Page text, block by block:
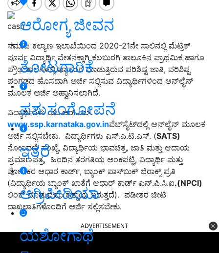
ಆರೋಗ್ಯ ಜೀವನ
ತೋಟಗಾರಿಕೆ
ಪಶುಸಂಗೋಪನೆ
ಇತರೆ
ಅಗ್ರಿಪೀಡಿಯಾ
ಯಶೋಗಾಥೆ
cash
ಸಮಾಜ ಕಲ್ಯಾಣ ಇಲಾಖೆಯಿಂದ 2020-21ನೇ ಸಾಲಿನಲ್ಲಿ ಮೆಟ್ರಿಕ್
ಪೂರ್ವ ವಿದ್ಯಾರ್ಥಿ ವೇತನಕ್ಕಾಗಿ ಕಲಬುರಗಿ ತಾಲೂಕಿನ ಪ್ರಾಥಮಿಕ ಹಾಗೂ
ಪ್ರೌಢ ಶಾಲೆಗಳಲ್ಲಿ ವ್ಯಾಸಂಗ ಮಾಡುತ್ತಿರುವ ಪರಿಶಿಷ್ಟ ಜಾತಿ, ಪರಿಶಿಷ್ಟ
ಪಂಗಡದ ಹೊಸದಾಗಿ ಅರ್ಜಿ ಸಲ್ಲಿಸುವ ವಿದ್ಯಾರ್ಥಿಗಳಿಂದ ಆನ್‍ಲೈನ್
ಮೂಲಕ ಅರ್ಜಿ ಅಹ್ವಾನಿಸಲಾಗಿದೆ.
ವಿದ್ಯಾರ್ಥಿಗಳು ಯು.ಆರ್.ಎಲ್.
www.ssp.karnataka.gov.inವೆಬ್‍ಸೈಟ್‍ದಲ್ಲಿ ಆನ್‍ಲೈನ್ ಮೂಲಕ
ಅರ್ಜಿ ಸಲ್ಲಿಸಬೇಕು. ವಿದ್ಯಾರ್ಥಿಗಳು ಎಸ್.ಎ.ಟಿ.ಎಸ್. (SATS)
ನೋಂದಣಿ ಸಂಖ್ಯೆ, ವಿದ್ಯಾರ್ಥಿಯ ಭಾವಚಿತ್ರ, ಜಾತಿ ಮತ್ತು ಆದಾಯ
ಪ್ರಮಾಣಪತ್ರ, ಹಿಂದಿನ ತರಗತಿಯ ಅಂಕಪಟ್ಟಿ, ವಿದ್ಯಾರ್ಥಿ ಮತ್ತು
ಪೋಷಕರ ಆಧಾರ ಕಾರ್ಡ್, ಬ್ಯಾಂಕ್ ಪಾಸ್‍ಬುಕ್ ಜಿರಾಕ್ಸ್ ಪ್ರತಿ
(ವಿದ್ಯಾರ್ಥಿಯ ಬ್ಯಾಂಕ್ ಖಾತೆಗೆ ಆಧಾರ್ ಕಾರ್ಡ್ ಎನ್.ಪಿ.ಸಿ.ಐ.(NPCI)
ಲಿಂಕ್ ಮಾಡುವುದು ಕಡ್ಡಾಯ ಇರುತ್ತದೆ). ಪಡೀತರ ಚೀಟಿ
ದಾಖಲಾತಿಗಳೊಂದಿಗೆ ಅರ್ಜಿ ಸಲ್ಲಿಸಬೇಕು.
ADVERTISEMENT